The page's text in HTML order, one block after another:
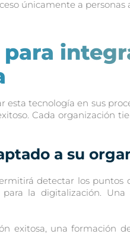
únicamente a personas
para
esta tecnología en sus
Cada organización
a su
detectar los puntos
la digitalización.
exitosa, una formación